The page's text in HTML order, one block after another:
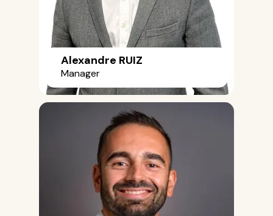
Alexandre RUIZ
Manager